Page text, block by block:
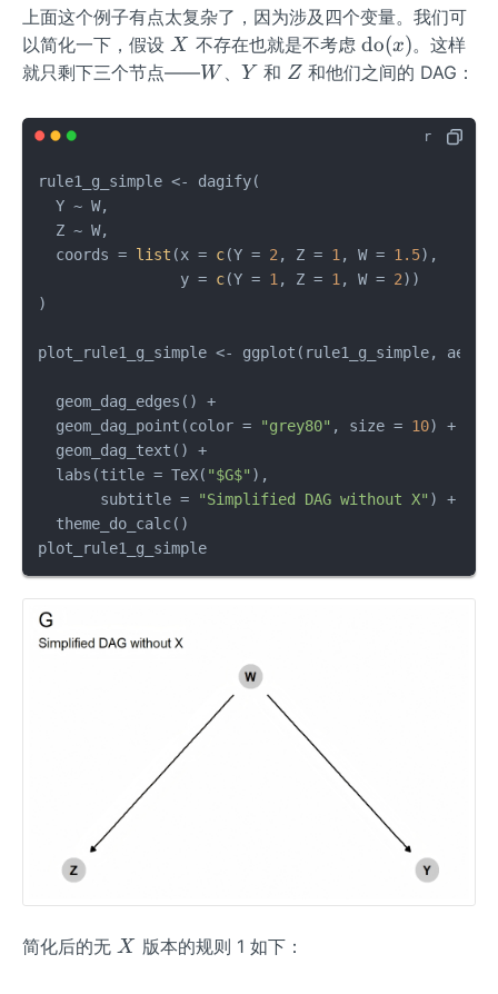
X
上面这个例子有点太复杂了，因为涉及四个变量。我们可
以简化一下，假设 X
X 不存在也就是不考虑 \o
pe
or
(x)
do(x)。这样
就只剩下三个节点——W
W 、 Y
Y 和 Z
Z 和他们之间的 DAG：
rule1_g_simple <- dagify(
  Y
~ W,
  Z
~ W,
  coords
= list (x = c(Y = 2 , Z = 1 , W = 1.5) ,
                y
= c(Y = 1 , Z = 1 , W = 2) )
)
plot_rule1_g_simple <- ggplot ( rule1_g_simple, aes
  geom_dag_edges
( )
+
  geom_dag_point
(color = "grey80" , size = 10)
+
  geom_dag_text
( )
+
  labs
(title = TeX( "$G$" ) ,
       subtitle
= "Simplified DAG without X" )
+
  theme_do_calc
( )
plot_rule1_g_simple
简化后的无 X
X 版本的规则 1 如下：